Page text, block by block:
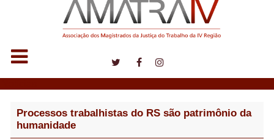
Processos trabalhistas do RS são patrimônio da
humanidade